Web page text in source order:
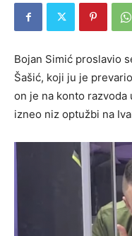
Bojan Simić proslavio
Šašić, koji ju je
on je na konto razvoda
izneo niz optužbi na